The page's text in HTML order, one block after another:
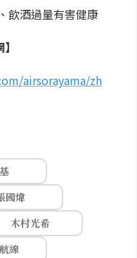
飲酒過量有害健康
airsorayama/zh
國煒
木村光希
線